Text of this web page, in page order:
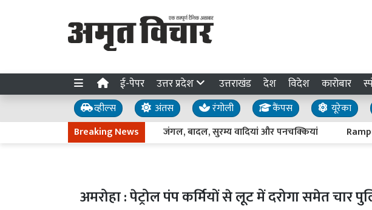
ई-पेपर उत्तर प्रदेश उत्तराखंड देश विदेश कारोबार
व्हील्स अंतस रंगोली कैंपस यूरेका
Breaking News
जंगल, बादल, सुरम्य वादियां और पनचक्कियां Rampur
अमरोहा : पेट्रोल पंप कर्मियों से लूट में दरोगा समेत चार